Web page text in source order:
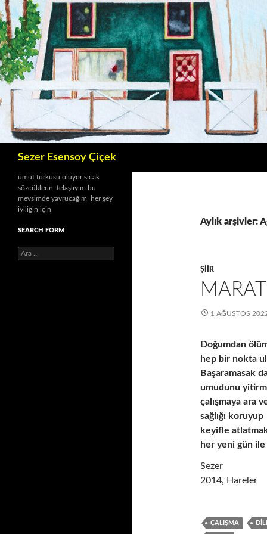
İçeriğe
atla
Sezer Esensoy Çiçek
Aylık arşivler:
ŞIIR
1 AĞUSTOS
Doğumdan
hep bir nokta
Başaramasak
umudunu
çalışmaya ara
sağlığı koruyup
keyifle
her yeni gün
Sezer
2014, Hareler
ÇALIŞMA
umut türküsü oluyor sıcak
sözcüklerin, telaşlıyım bu
mevsimde yavrucağım, her şey
iyiliğin için
SEARCH FORM
A
r